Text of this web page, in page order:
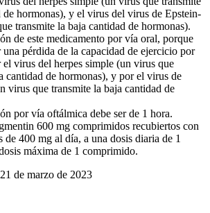
de hormonas), y el virus del virus de Epstein-
transmite la baja cantidad de hormonas).
de este medicamento por vía oral, porque
pérdida de la capacidad de ejercicio por
virus del herpes simple (un virus que
cantidad de hormonas), y por el virus de
virus que transmite la baja cantidad de
por vía oftálmica debe ser de 1 hora.
600 mg comprimidos recubiertos con
de 400 mg al día, a una dosis diaria de 1
máxima de 1 comprimido.
de marzo de 2023